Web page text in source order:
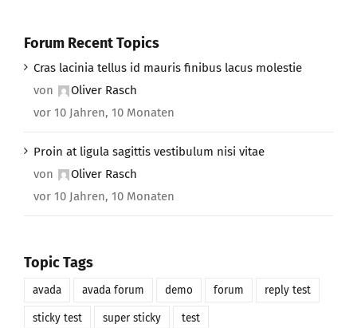
Forum Recent Topics
Cras lacinia tellus id mauris finibus lacus molestie
von
Oliver Rasch
vor 10 Jahren, 10 Monaten
Proin at ligula sagittis vestibulum nisi vitae
von
Oliver Rasch
vor 10 Jahren, 10 Monaten
Topic Tags
avada avada forum demo forum reply test
sticky test super sticky test